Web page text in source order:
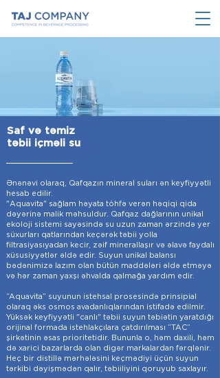
Saf və təmiz
təbii içməli su
Ənənəvi olaraq, Qafqazın mineral suları ən keyfiyyətli
hesab edilir.
"Aquavita" sağlam həyata töhfə verən həqiqi qida
dəyərinə malik məhsuldur. Qafqaz dağlarının unikal
ekoloji sistemi sayəsində su uzun zaman ərzində yer
süxurları qatlarından keçərək təbii yolla
filtrasiyasıyadan kecir, zəif minerallaşır və əlavə faydalı
xüsusiyyətlər əldə edir. Suyun unikal balansı
bədənimizə lazım olan bütün maddələri əldə etməyə
və hər zaman yaxşı əhvalda qalmağa yardım edir.
“Aquavita” suyunun istehsal prosesində prinsipial
olaraq əks osmos avadanlıqlarından istifadə edilmir.
Yüksək keyfiyyətli "canlı" təbii suyun təbiətin yaratdığı
orijinal formada istehlakçılara çatdırılması “TAC”
şirkətinin əsas prioritetidir. Bununla o, həm daxili, həm
də xarici bazarlarda olan digər markalardan fərqlənir.
Heç bir distillə mərhələsini keçmədiyi üçün suyun
tərkibi dəyişmədən qalır, təbiiliyini qoruyub saxlayır.